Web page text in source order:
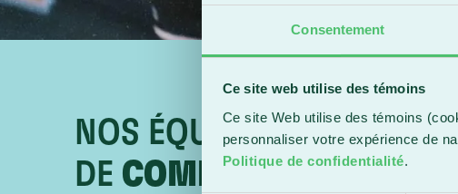
Consentement
Ce site web utilise des témoins
Ce site Web utilise des témoins
personnaliser votre expérience de
Politique de confidentialité.
NOS ÉQUIPES
DE COMPÉTITIONS